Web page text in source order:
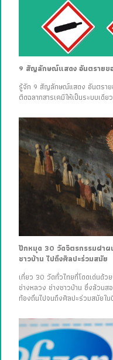
9 สัญลักษณ์แสดง อันตรายขอ
รู้จัก 9 สัญลักษณ์แสดง อันตราย
ติดฉลากสารเคมีให้เป็นระบบเดี
ปักหมุด 30 วัดจิตรกรรมฝาผ
ชาวบ้าน ไปถึงศิลปะร่วมสมัย
เที่ยว 30 วัดทั่วไทยที่โดดเด่นด้
ช่างหลวง ช่างชาวบ้าน ซึ่งล้วนส
ท้องถิ่นไปจนถึงศิลปะร่วมสมัยใน